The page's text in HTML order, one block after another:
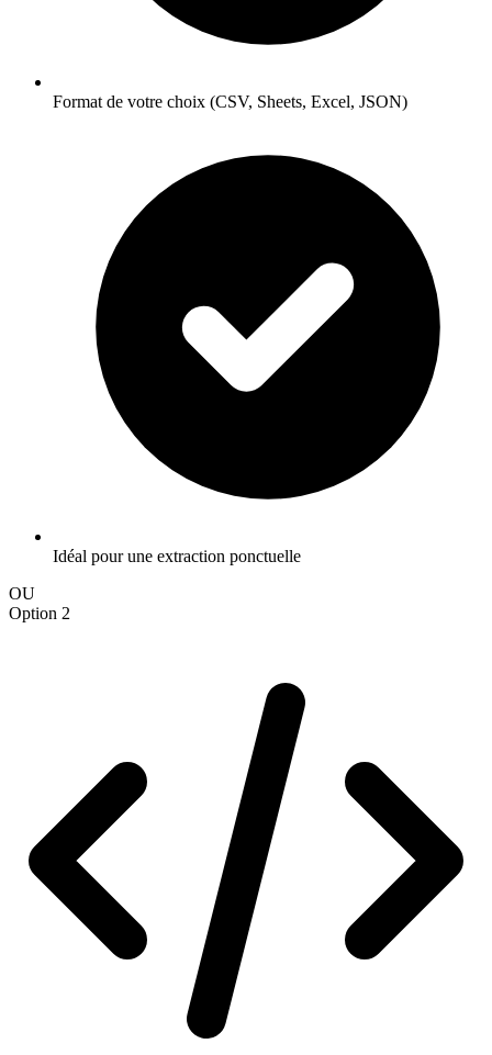
Format de votre choix (CSV, Sheets, Excel, JSON)
Idéal pour une extraction ponctuelle
OU
Option 2